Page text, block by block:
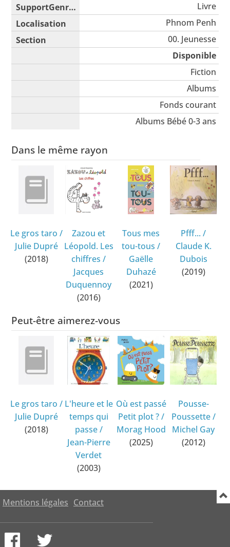
Livre
Phnom Penh
00. Jeunesse
Disponible
Fiction
Albums
Fonds courant
Albums Bébé 0-3 ans
Dans le même rayon
Le gros taro /
Julie Dupré
(2018)
Zazou et
Léopold. Les
chiffres /
Jacques
Duquennoy
(2016)
Tous mes
tou-tous /
Gaëlle
Duhazé
(2021)
Pfff... /
Claude K.
Dubois
(2019)
Peut-être aimerez-vous
Le gros taro /
Julie Dupré
(2018)
L'heure et le
temps qui
passe/
Jean-Pierre
Verdet
(2003)
Où est passé
Petit plot ?/
Morag Hood
(2025)
Pousse-
Poussette/
Michel Gay
(2012)
Mentions légales Contact